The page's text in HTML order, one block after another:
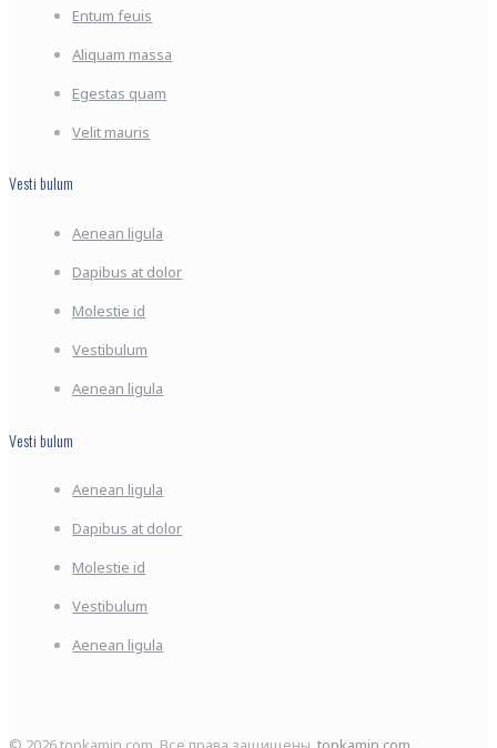
Entum feuis
Aliquam massa
Egestas quam
Velit mauris
Vesti bulum
Aenean ligula
Dapibus at dolor
Molestie id
Vestibulum
Aenean ligula
Vesti bulum
Aenean ligula
Dapibus at dolor
Molestie id
Vestibulum
Aenean ligula